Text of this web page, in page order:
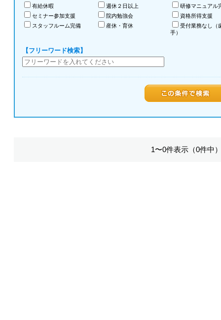
有給休暇
週休２日以上
研修マニュアル
セミナー参加支援
院内勉強会
資格所得支援
スタッフルーム完備
産休・育休
受付業務なし（
手）
【フリーワード検索】
1〜0件表示（0件中